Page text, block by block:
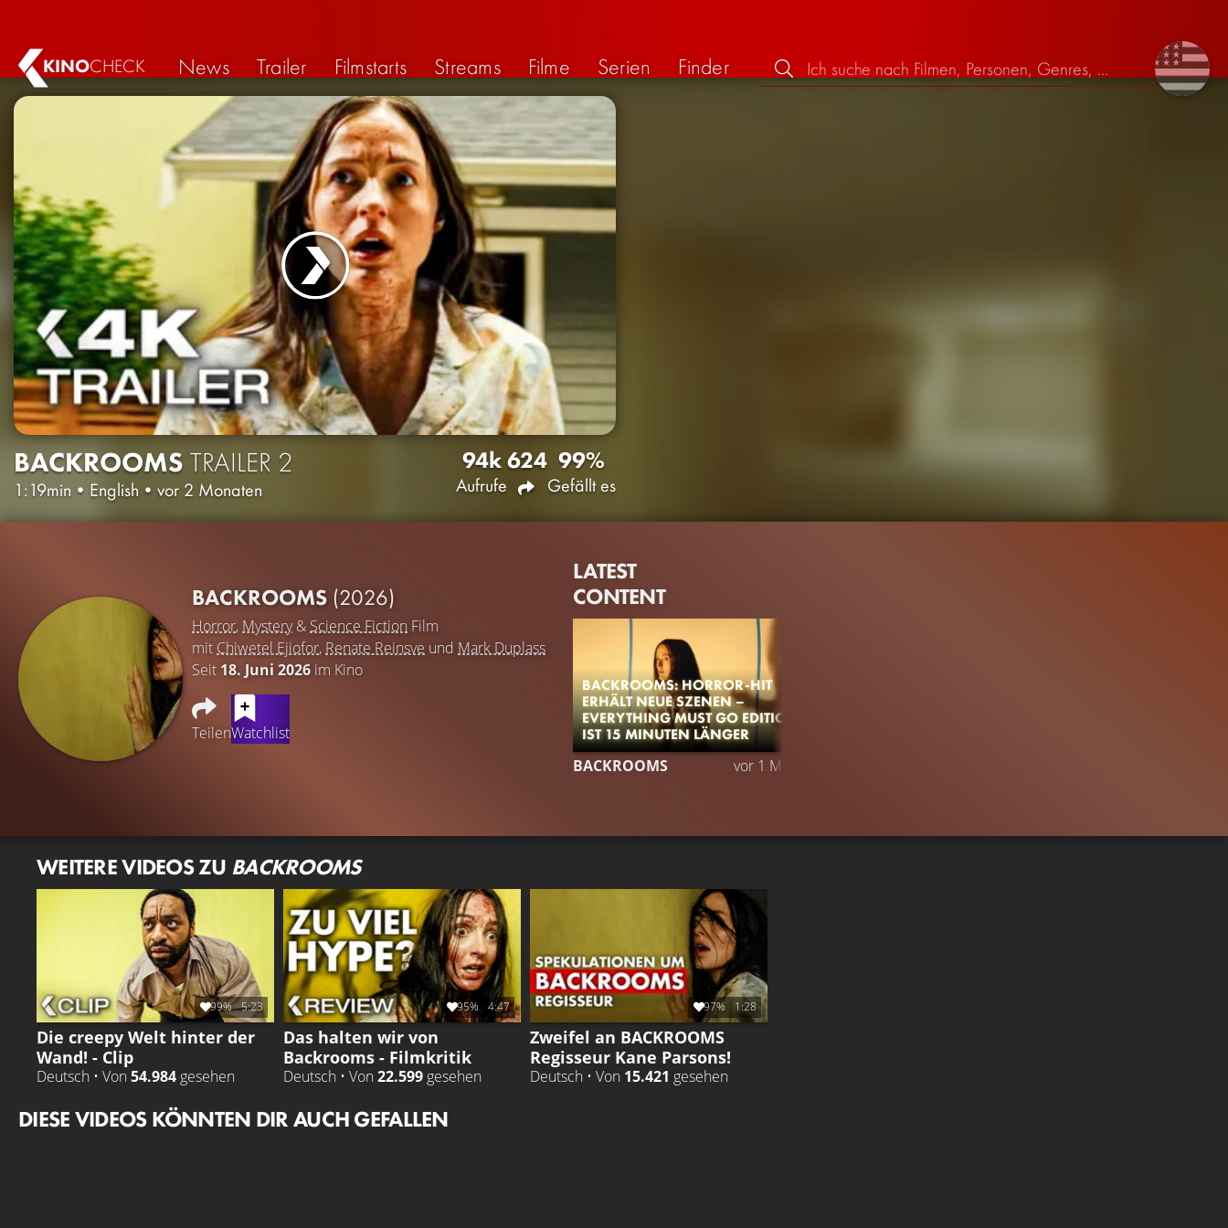
KINOCHECK News Trailer Filmstarts Streams Filme Serien Finder
BACKROOMS TRAILER 2
1:19min • English • vor 2 Monaten
94k
Aufrufe
624 99%
Gefällt es
BACKROOMS (2026)
Horror, Mystery& Science Fiction Film
mit Chiwetel Ejiofor, Renate Reinsve und Mark Duplass
Seit 18. Juni 2026 im Kino
TeilenWatchlist
LATEST
CONTENT
BACKROOMS: HORROR-HIT
ERHÄLT NEUE SZENEN –
EVERYTHING MUST GO EDITION
IST 15 MINUTEN LÄNGER
BACKROOMS vor 1 Monat
WEITERE VIDEOS ZU BACKROOMS
99% 5:23
Die creepy Welt hinter der
Wand! - Clip
Deutsch • Von 54.984 gesehen
95% 4:47
Das halten wir von
Backrooms - Filmkritik
Deutsch • Von 22.599 gesehen
97% 1:28
Zweifel an BACKROOMS
Regisseur Kane Parsons!
Deutsch • Von 15.421 gesehen
DIESE VIDEOS KÖNNTEN DIR AUCH GEFALLEN